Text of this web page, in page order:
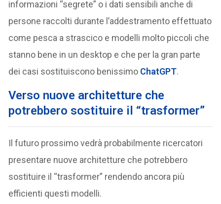
informazioni “segrete” o i dati sensibili anche di
persone raccolti durante l’addestramento effettuato
come pesca a strascico e modelli molto piccoli che
stanno bene in un desktop e che per la gran parte
dei casi sostituiscono benissimo ChatGPT.
Verso nuove architetture che
potrebbero sostituire il “trasformer”
Il futuro prossimo vedrà probabilmente ricercatori
presentare nuove architetture che potrebbero
sostituire il “trasformer” rendendo ancora più
efficienti questi modelli.